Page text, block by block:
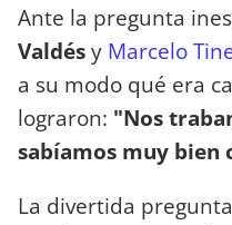
Ante la pregunta
Valdésy Marcelo
a su modo qué era
lograron: "Nos
sabíamos muy bien
La divertida